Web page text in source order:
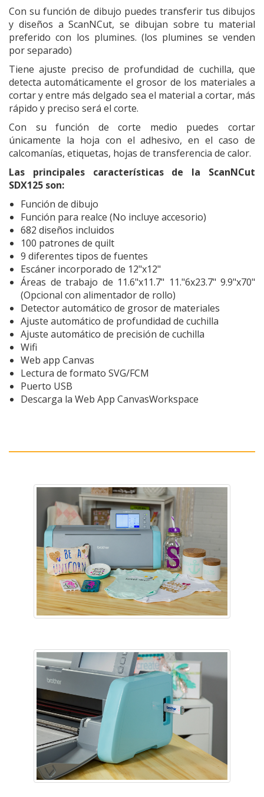
Con su función de dibujo puedes transferir tus dibujos
y diseños a ScanNCut, se dibujan sobre tu material
preferido con los plumines. (los plumines se venden
por separado)
Tiene ajuste preciso de profundidad de cuchilla, que
detecta automáticamente el grosor de los materiales a
cortar y entre más delgado sea el material a cortar, más
rápido y preciso será el corte.
Con su función de corte medio puedes cortar
únicamente la hoja con el adhesivo, en el caso de
calcomanías, etiquetas, hojas de transferencia de calor.
Las principales características de la ScanNCut
SDX125 son:
Función de dibujo
Función para realce (No incluye accesorio)
682 diseños incluidos
100 patrones de quilt
9 diferentes tipos de fuentes
Escáner incorporado de 12"x12"
Áreas de trabajo de 11.6"x11.7" 11."6x23.7" 9.9"x70"
(Opcional con alimentador de rollo)
Detector automático de grosor de materiales
Ajuste automático de profundidad de cuchilla
Ajuste automático de precisión de cuchilla
Wifi
Web app Canvas
Lectura de formato SVG/FCM
Puerto USB
Descarga la Web App CanvasWorkspace